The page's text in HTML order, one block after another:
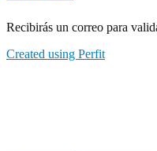
Recibirás un correo para
Created using Perfit